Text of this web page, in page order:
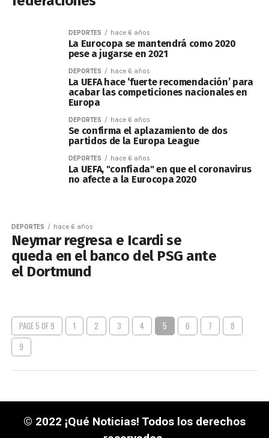
DEPORTES hace 6 años
La Eurocopa se mantendrá como 2020
pese a jugarse en 2021
DEPORTES hace 6 años
La UEFA hace ‘fuerte recomendación’ para
acabar las competiciones nacionales en
Europa
DEPORTES hace 6 años
Se confirma el aplazamiento de dos
partidos de la Europa League
DEPORTES hace 6 años
La UEFA, "confiada" en que el coronavirus
no afecte a la Eurocopa 2020
DEPORTES hace 6 años
Neymar regresa e Icardi se
queda en el banco del PSG ante
el Dortmund
PAGE 5 OF 9 1 2 3 4 5 6 7
8
9
© 2022 ¡Qué Noticias! Todos los derechos